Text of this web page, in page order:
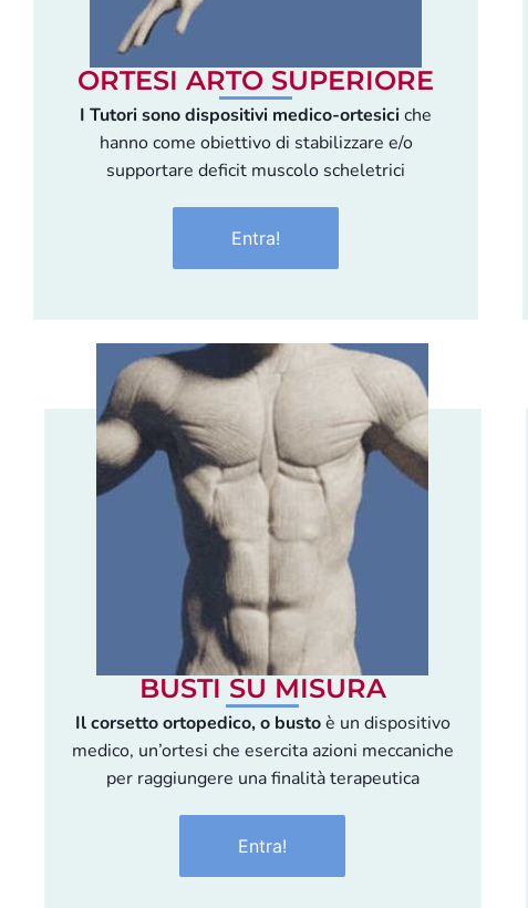
ORTESI ARTO SUPERIORE
I Tutori sono dispositivi medico-ortesiciche
hanno come obiettivo di stabilizzare e/o
supportare deficit muscolo scheletrici
Entra!
BUSTI SU MISURA
Il corsetto ortopedico, o bustoè un dispositivo
medico, un’ortesi che esercita azioni meccaniche
per raggiungere una finalità terapeutica
Entra!